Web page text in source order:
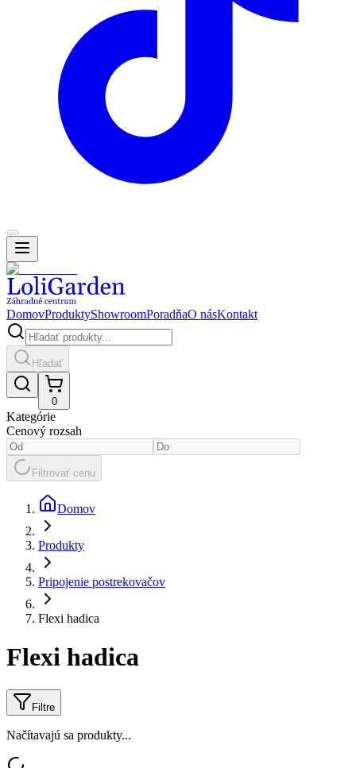
DomovProduktyShowroomPoradňaO násKontakt
Hľadať
0
Kategórie
Cenový rozsah
Filtrovať cenu
Domov
Produkty
Pripojenie postrekovačov
Flexi hadica
Flexi hadica
Filtre
Načítavajú sa produkty...